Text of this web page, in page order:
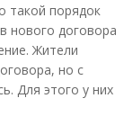
такой порядок
нового договора
Жители
но с
Для этого у них